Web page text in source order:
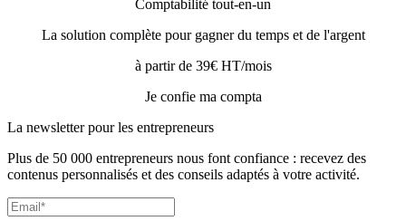
Comptabilité tout-en-un
La solution complète pour gagner du temps et de l'argent
à partir de 39€ HT/mois
Je confie ma compta
La newsletter pour les entrepreneurs
Plus de 50 000 entrepreneurs nous font confiance : recevez des
contenus personnalisés et des conseils adaptés à votre activité.